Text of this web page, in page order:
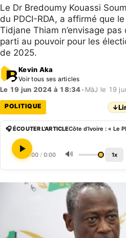
Le Dr Bredoumy Kouassi
du PDCI-RDA, a affirmé que
Tidjane Thiam n’envisage pas
parti au pouvoir pour les
de 2025.
Kevin Aka
Voir tous ses articles
Le 19 jun 2024 à 18:34• MàJ le 19
POLITIQUE ↓
🎧 ÉCOUTER L'ARTICLE
0:00 / 0:00 🔊 1x